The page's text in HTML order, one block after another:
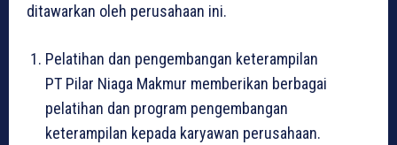
ditawarkan oleh perusahaan ini.
Pelatihan dan pengembangan keterampilan
PT Pilar Niaga Makmur memberikan berbagai
pelatihan dan program pengembangan
keterampilan kepada karyawan perusahaan.